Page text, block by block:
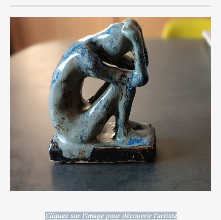
Cliquez sur l'image pour découvrir l'artiste